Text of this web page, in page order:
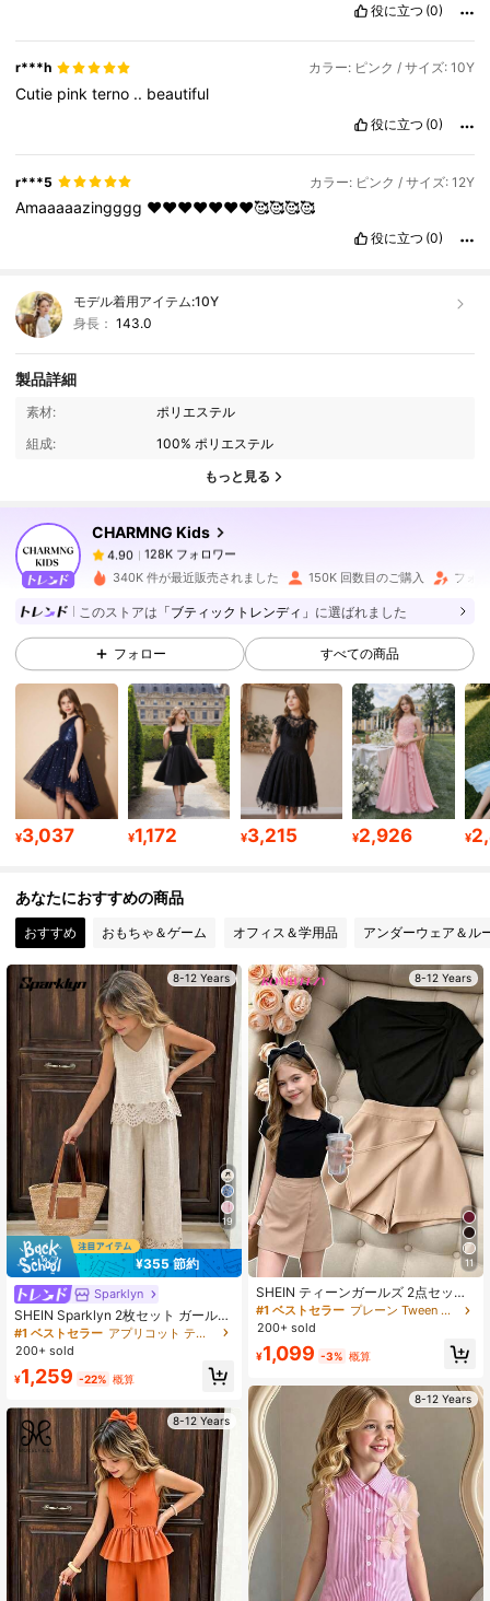
役に立つ (0)
r***h カラー: ピンク / サイズ: 10Y
Cutie pinkterno .. beautiful
役に立つ (0)
r***5 カラー: ピンク / サイズ: 12Y
Amaaaaazingggg ❤️❤️❤️❤️❤️❤️❤️🥰🥰🥰🥰
役に立つ (0)
モデル着用アイテム:10Y
身長： 143.0
製品詳細
素材:
ポリエステル
組成:
100% ポリエステル
もっと見る
CHARMNG Kids
4.90
128K フォロワー
y***eは1日前に購入しました
4.90 128K フォロワー
4.90 128K フォロワー
4.90 128K フォロワー
128K フォロワー
4.90 128K フォロワー
4.90 128K フォロワー
4.90 128K フォロワー
4.90 128K フォロワー
340K 件が最近販売されました 150K 回数目のご購入 フォ
このストアは 「ブティックトレンディ」 に選ばれました
フォロー すべての商品
¥3,037 ¥1,172 ¥3,215 ¥2,926 ¥
あなたにおすすめの商品
おすすめ おもちゃ＆ゲーム オフィス＆学用品 アンダーウェア＆ル
8-12 Years
19
¥355 節約
Sparklyn
SHEIN Sparklyn 2枚セット ガールズ
カジュアル通勤用 竹編みリボン装飾
Vネック ノースリーブ ルーズタンク
ツアウトフィット、春夏
#1 ベストセラー
アプリコット ティーンガールズセット
200+ sold
¥1,259 -22% 概算
8-12 Years
8-12 Years
11
SHEIN ティーンガールズ 2点セット
韓国風 ソフトガールズ ティーンキッ
ズ ミニセット: オープンショルダー
イウエスト ショートスカート
#1 ベストセラー
プレーン Tween Girls T-Shirt Co-ords|Tシャツコンペ
200+ sold
¥1,099 -3% 概算
8-12 Years